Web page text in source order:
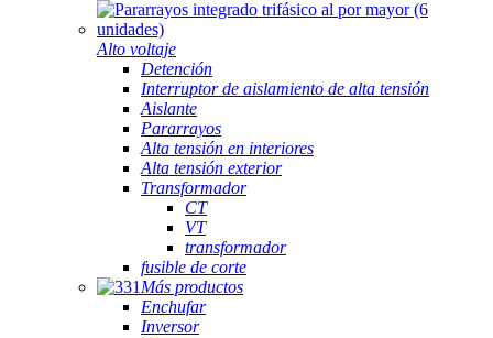
Alto voltaje
Detención
Interruptor de aislamiento de alta tensión
Aislante
Pararrayos
Alta tensión en interiores
Alta tensión exterior
Transformador
CT
VT
transformador
fusible de corte
Más productos
Enchufar
Inversor